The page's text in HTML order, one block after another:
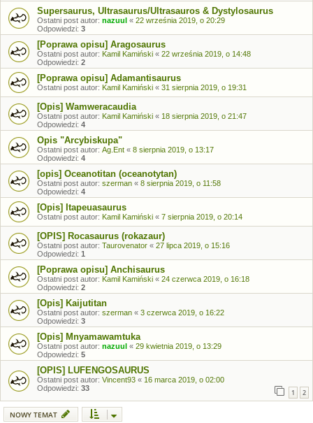
Supersaurus, Ultrasaurus/Ultrasauros & Dystylosaurus
Ostatni post autor: nazuul « 22 września 2019, o 20:29
Odpowiedzi: 3
[Poprawa opisu] Aragosaurus
Ostatni post autor: Kamil Kamiński « 22 września 2019, o 14:48
Odpowiedzi: 2
[Poprawa opisu] Adamantisaurus
Ostatni post autor: Kamil Kamiński « 31 sierpnia 2019, o 19:31
[Opis] Wamweracaudia
Ostatni post autor: Kamil Kamiński « 18 sierpnia 2019, o 21:47
Odpowiedzi: 4
Opis "Arcybiskupa"
Ostatni post autor: Ag.Ent « 8 sierpnia 2019, o 13:17
Odpowiedzi: 4
[opis] Oceanotitan (oceanotytan)
Ostatni post autor: szerman « 8 sierpnia 2019, o 11:58
Odpowiedzi: 4
[Opis] Itapeuasaurus
Ostatni post autor: Kamil Kamiński « 7 sierpnia 2019, o 20:14
[OPIS] Rocasaurus (rokazaur)
Ostatni post autor: Taurovenator « 27 lipca 2019, o 15:16
Odpowiedzi: 1
[Poprawa opisu] Anchisaurus
Ostatni post autor: Kamil Kamiński « 24 czerwca 2019, o 16:18
Odpowiedzi: 2
[Opis] Kaijutitan
Ostatni post autor: szerman « 3 czerwca 2019, o 16:22
Odpowiedzi: 3
[Opis] Mnyamawamtuka
Ostatni post autor: nazuul « 29 kwietnia 2019, o 13:29
Odpowiedzi: 5
[OPIS] LUFENGOSAURUS
Ostatni post autor: Vincent93 « 16 marca 2019, o 02:00
Odpowiedzi: 33 1 2
NOWY TEMAT